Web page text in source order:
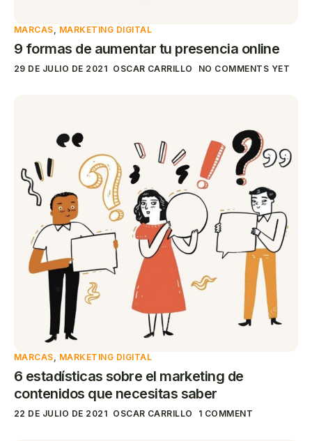
MARCAS, MARKETING DIGITAL
9 formas de aumentar tu presencia online
29 DE JULIO DE 2021 OSCAR CARRILLO NO COMMENTS YET
MARCAS, MARKETING DIGITAL
6 estadísticas sobre el marketing de
contenidos que necesitas saber
22 DE JULIO DE 2021 OSCAR CARRILLO 1 COMMENT